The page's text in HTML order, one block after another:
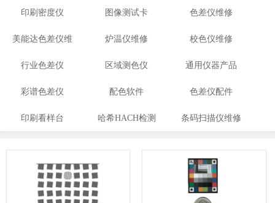
印刷密度仪 图像测试卡 色差仪维修
美能达色差仪维
修
炉温仪维修 校色仪维修
行业色差仪 区域测色仪 通用仪器产品
彩谱色差仪 配色软件 色差仪配件
印刷看样台 哈希HACH检测 条码扫描仪维修